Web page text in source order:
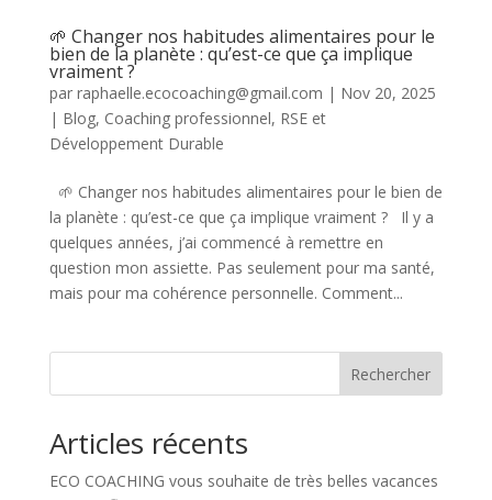
🌱 Changer nos habitudes alimentaires pour le
bien de la planète : qu’est-ce que ça implique
vraiment ?
par raphaelle.ecocoaching@gmail.com | Nov 20, 2025
| Blog, Coaching professionnel, RSE et
Développement Durable
🌱 Changer nos habitudes alimentaires pour le bien de
la planète : qu’est-ce que ça implique vraiment ? Il y a
quelques années, j’ai commencé à remettre en
question mon assiette. Pas seulement pour ma santé,
mais pour ma cohérence personnelle. Comment...
Rechercher
Articles récents
ECO COACHING vous souhaite de très belles vacances